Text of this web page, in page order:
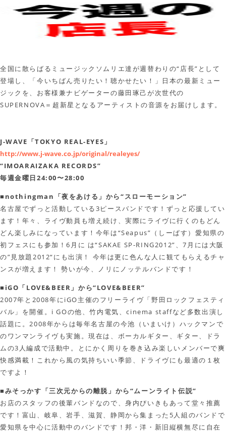
全国に散らばるミュージックソムリエ達が週替わりの“店長”として
登場し、「今いちばん売りたい！聴かせたい！」日本の最新ミュー
ジックを、お客様兼ナビゲーターの藤田琢己が次世代の
SUPERNOVA＝超新星となるアーティストの音源をお届けします。
J-WAVE「TOKYO REAL-EYES」
http://www.j-wave.co.jp/original/realeyes/
“IMOARAIZAKA RECORDS”
毎週金曜日24:00〜28:00
■nothingman「夜をあける」から“スローモーション”
名古屋でずっと活動している3ピースバンドです！ずっと応援してい
ます！年々、ライヴ動員も増え続け、実際にライヴに行くのもどん
どん楽しみになっています！今年は“Seapus”（しーぱす）愛知県の
初フェスにも参加！6月に は“SAKAE SP-RING2012”、7月には大阪
の”見放題2012“にも出演！ 今年は更に色んな人に観てもらえるチャ
ンスが増えます！ 勢いが今、ノリにノッテルバンドです！
■iGO「LOVE&BEER」から“LOVE&BEER”
2007年と2008年にiGO主催のフリーライヴ「野田ロックフェスティ
バル」を開催。i GOの他、竹内電気、cinema staffなど多数出演し
話題に。2008年からは毎年名古屋の今池（いまいけ）ハックマンで
のワンマンライヴも実施。現在は、ボーカルギター、ギター、ドラ
ムの3人編成で活動中。とにかく周りを巻き込み楽しいメンバーで爽
快感満載！これから風の気持ちいい季節、ドライヴにも最適の１枚
ですよ！
■みそっかす「三次元からの離脱」から“ムーンライト伝説”
お店のスタッフの後輩バンドなので、身内びいきもあって堂々推薦
です！富山、岐阜、岩手、滋賀、静岡から集まった5人組のバンドで
愛知県を中心に活動中のバンドです！邦・洋・新旧縦横無尽に自在